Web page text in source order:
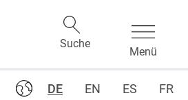
DE EN ES FR